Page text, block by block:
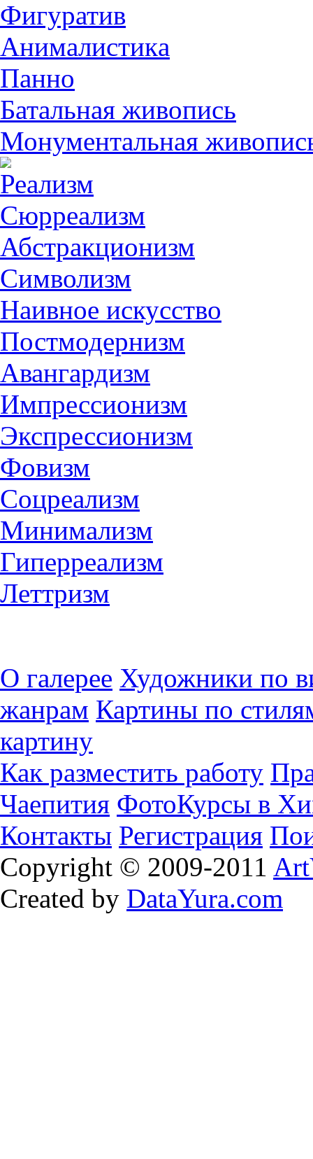
Фигуратив
Анималистикa
Панно
Батальная живопись
Монументальная
Реализм
Сюрреализм
Абстракционизм
Символизм
Наивное искусство
Постмодернизм
Авангардизм
Импрессионизм
Экспрессионизм
Фовизм
Соцреализм
Минимализм
Гиперреализм
Леттризм
О галерее Художники по
жанрам Картины по
картину
Как разместить работу
Чаепития ФотоКурсы в
Контакты Регистрация
Copyright © 2009-2011
Created by DataYura.com